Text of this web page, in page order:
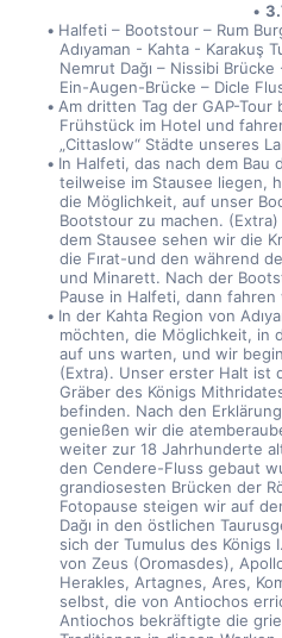
Halfeti – Bootstour – Rum
Adıyaman - Kahta - Karakuş
Nemrut Dağı – Nissibi
Ein-Augen-Brücke – Dicle
Am dritten Tag der GAP-
Frühstück im Hotel und
„Cittaslow“ Städte unseres
In Halfeti, das nach dem Bau
teilweise im Stausee liegen,
die Möglichkeit, auf unser
Bootstour zu machen.
dem Stausee sehen wir die
die Fırat-und den während
und Minarett. Nach der
Pause in Halfeti, dann fahren
In der Kahta Region von
möchten, die Möglichkeit, in
auf uns warten, und wir
(Extra). Unser erster Halt ist
Gräber des Königs
befinden. Nach den
genießen wir die
weiter zur 18 Jahrhunderte
den Cendere-Fluss gebaut
grandiosesten Brücken der
Fotopause steigen wir auf
Dağı in den östlichen
sich der Tumulus des
von Zeus (Oromasdes),
Herakles, Artagnes, Ares,
selbst, die von Antiochos
Antiochos bekräftigte die